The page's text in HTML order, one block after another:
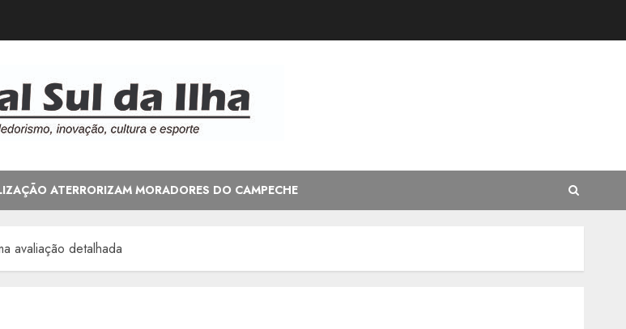
ATERRORIZAM MORADORES DO CAMPECHE
avaliação detalhada